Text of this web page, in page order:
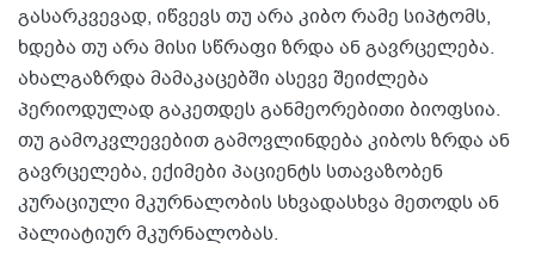
გასარკვევად, იწვევს თუ არა კიბო რამე სიპტომს,
ხდება თუ არა მისი სწრაფი ზრდა ან გავრცელება.
ახალგაზრდა მამაკაცებში ასევე შეიძლება
პერიოდულად გაკეთდეს განმეორებითი ბიოფსია.
თუ გამოკვლევებით გამოვლინდება კიბოს ზრდა ან
გავრცელება, ექიმები პაციენტს სთავაზობენ
კურაციული მკურნალობის სხვადასხვა მეთოდს ან
პალიატიურ მკურნალობას.